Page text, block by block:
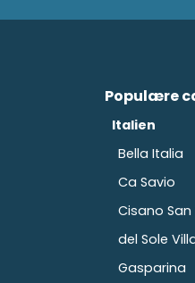
Populære
Italien
Bella Italia
Ca Savio
Cisano San
del Sole
Gasparina